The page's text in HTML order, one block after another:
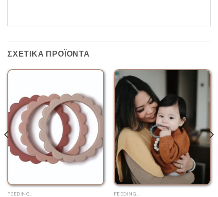
ΣΧΕΤΙΚΆ ΠΡΟΪΌΝΤΑ
FEEDING.. FEEDING..